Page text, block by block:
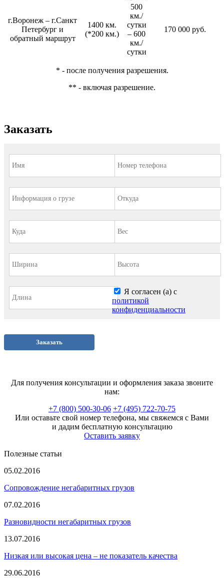
г.Воронеж – г.Санкт
Петербург и
обратный маршрут
1400 км.
(*200 км.)
500
км./
сутки
– 600
км./
сутки
170 000 руб.
* - после получения разрешения.
** - включая разрешение.
Заказать
Я согласен (а) с
политикой
конфиденциальности
Для получения консультации и оформления заказа звоните
нам:
+7 (800) 500-30-06 +7 (495) 722-70-75
Или оставьте свой номер телефона, мы свяжемся с Вами
и дадим бесплатную консультацию
Оставить заявку
Полезные статьи
05.02.2016
Сопровождение негабаритных грузов
07.02.2016
Разновидности негабаритных грузов
13.07.2016
Низкая или высокая цена – не показатель качества
29.06.2016